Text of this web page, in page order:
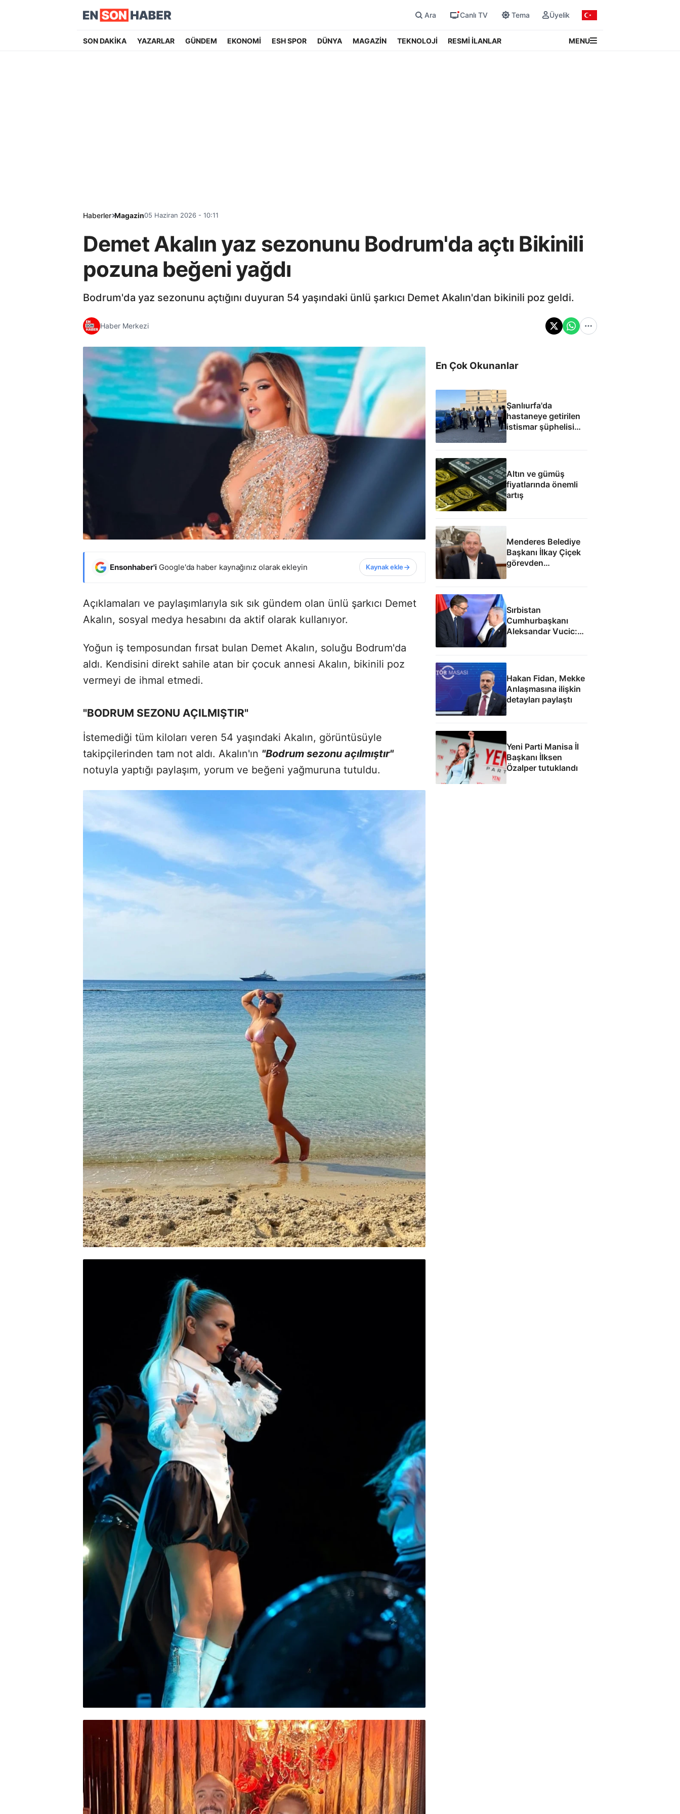
Ara Canlı TV Tema Üyelik
SON DAKİKA YAZARLAR GÜNDEM EKONOMİ ESH SPOR DÜNYA MAGAZİN TEKNOLOJİ RESMİ İLANLAR MENU
Haberler Magazin05 Haziran 2026 - 10:11
Demet Akalın yaz sezonunu Bodrum'da açtı Bikinili
pozuna beğeni yağdı
Bodrum'da yaz sezonunu açtığını duyuran 54 yaşındaki ünlü şarkıcı Demet Akalın'dan bikinili poz geldi.
Haber Merkezi
Ensonhaber'i Google'da haber kaynağınız olarak ekleyin Kaynak ekle
Açıklamaları ve paylaşımlarıyla sık sık gündem olan ünlü şarkıcı Demet
Akalın, sosyal medya hesabını da aktif olarak kullanıyor.
Yoğun iş temposundan fırsat bulan Demet Akalın, soluğu Bodrum'da
aldı. Kendisini direkt sahile atan bir çocuk annesi Akalın, bikinili poz
vermeyi de ihmal etmedi.
"BODRUM SEZONU AÇILMIŞTIR"
İstemediği tüm kiloları veren 54 yaşındaki Akalın, görüntüsüyle
takipçilerinden tam not aldı. Akalın'ın "Bodrum sezonu açılmıştır"
notuyla yaptığı paylaşım, yorum ve beğeni yağmuruna tutuldu.
En Çok Okunanlar
Şanlıurfa'da
hastaneye getirilen
istismar şüphelisi
silahlı saldırıda
Altın ve gümüş
fiyatlarında önemli
artış
Menderes Belediye
Başkanı İlkay Çiçek
görevden
Sırbistan
Cumhurbaşkanı
Aleksandar Vucic:
İsrail ile SİHA
Hakan Fidan, Mekke
Anlaşmasına ilişkin
detayları paylaştı
Yeni Parti Manisa İl
Başkanı İlksen
Özalper tutuklandı